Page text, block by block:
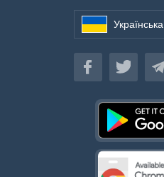
Українська
Українська